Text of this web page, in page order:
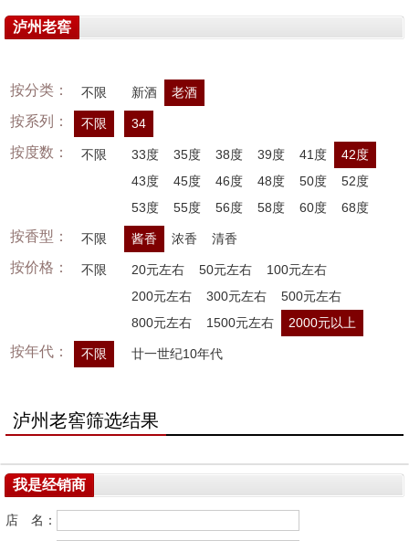
泸州老窖
按分类： 不限 新酒 老酒
按系列： 不限 34
按度数： 不限 33度 35度 38度 39度 41度
42度
43度
45度 46度 48度 50度
52度
53度
55度 56度 58度 60度 68度
按香型： 不限 酱香 浓香 清香
按价格： 不限 20元左右 50元左右
100元左右
200元左右
300元左右
500元左右
800元左右
1500元左右 2000元以上
按年代： 不限 廿一世纪10年代
泸州老窖筛选结果
我是经销商
店 名：